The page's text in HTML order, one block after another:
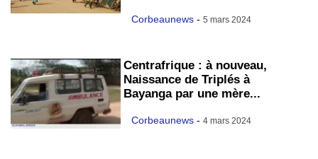
Corbeaunews - 5 mars 2024
Centrafrique : à nouveau,
Naissance de Triplés à
Bayanga par une mère...
Corbeaunews - 4 mars 2024